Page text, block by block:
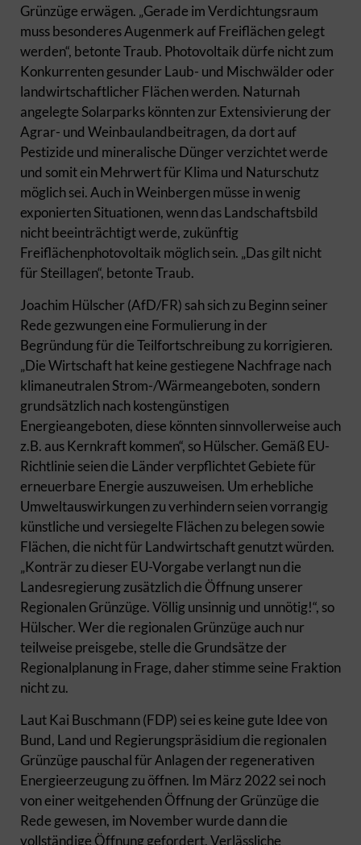
Grünzüge erwägen. „Gerade im Verdichtungsraum
muss besonderes Augenmerk auf Freiflächen gelegt
werden“, betonte Traub. Photovoltaik dürfe nicht zum
Konkurrenten gesunder Laub- und Mischwälder oder
landwirtschaftlicher Flächen werden. Naturnah
angelegte Solarparks könnten zur Extensivierung der
Agrar- und Weinbaulandbeitragen, da dort auf
Pestizide und mineralische Dünger verzichtet werde
und somit ein Mehrwert für Klima und Naturschutz
möglich sei. Auch in Weinbergen müsse in wenig
exponierten Situationen, wenn das Landschaftsbild
nicht beeinträchtigt werde, zukünftig
Freiflächenphotovoltaik möglich sein. „Das gilt nicht
für Steillagen“, betonte Traub.
Joachim Hülscher (AfD/FR) sah sich zu Beginn seiner
Rede gezwungen eine Formulierung in der
Begründung für die Teilfortschreibung zu korrigieren.
„Die Wirtschaft hat keine gestiegene Nachfrage nach
klimaneutralen Strom-/Wärmeangeboten, sondern
grundsätzlich nach kostengünstigen
Energieangeboten, diese könnten sinnvollerweise auch
z.B. aus Kernkraft kommen“, so Hülscher. Gemäß EU-
Richtlinie seien die Länder verpflichtet Gebiete für
erneuerbare Energie auszuweisen. Um erhebliche
Umweltauswirkungen zu verhindern seien vorrangig
künstliche und versiegelte Flächen zu belegen sowie
Flächen, die nicht für Landwirtschaft genutzt würden.
„Konträr zu dieser EU-Vorgabe verlangt nun die
Landesregierung zusätzlich die Öffnung unserer
Regionalen Grünzüge. Völlig unsinnig und unnötig!“, so
Hülscher. Wer die regionalen Grünzüge auch nur
teilweise preisgebe, stelle die Grundsätze der
Regionalplanung in Frage, daher stimme seine Fraktion
nicht zu.
Laut Kai Buschmann (FDP) sei es keine gute Idee von
Bund, Land und Regierungspräsidium die regionalen
Grünzüge pauschal für Anlagen der regenerativen
Energieerzeugung zu öffnen. Im März 2022 sei noch
von einer weitgehenden Öffnung der Grünzüge die
Rede gewesen, im November wurde dann die
vollständige Öffnung gefordert. Verlässliche